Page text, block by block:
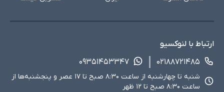
ارتباط با لنوکسیو
۰۲۱۸۸۷۲۱۴۸۵
۰۹۳۵۱۴۵۳۳۴۷
شنبه تا چهارشنبه از ساعت ۸:۳۰ صبح تا ۱۷ عصر و پنجشنبه‌ها از
ساعت ۸:۳۰ صبح تا ۱۲ ظهر